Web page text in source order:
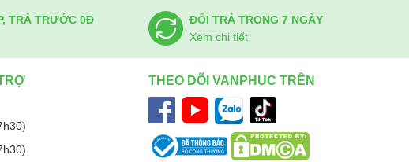
TRẢ TRƯỚC 0Đ
ĐỔI TRẢ TRONG 7 NGÀY
Xem chi tiết
THEO DÕI VANPHUC TRÊN